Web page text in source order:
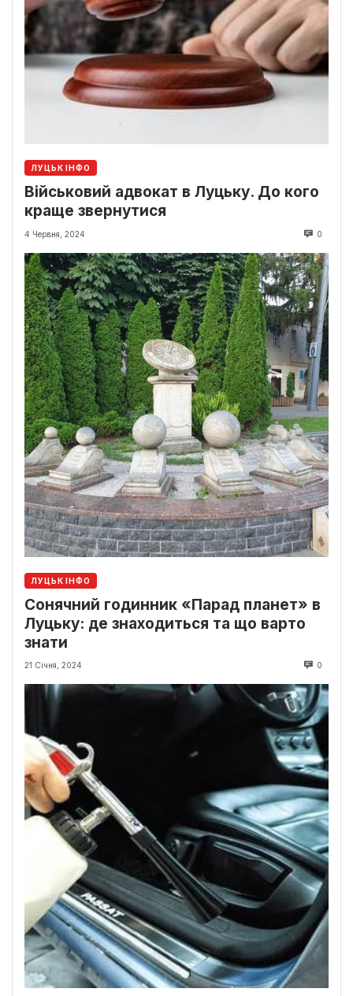
ЛУЦЬК ІНФО
Військовий адвокат в Луцьку. До кого
краще звернутися
4 Червня, 2024 0
ЛУЦЬК ІНФО
Сонячний годинник «Парад планет» в
Луцьку: де знаходиться та що варто
знати
21 Січня, 2024 0